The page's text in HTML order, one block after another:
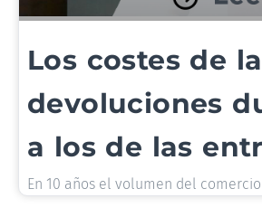
Los costes de
devoluciones
a los de las
En 10 años el volumen del